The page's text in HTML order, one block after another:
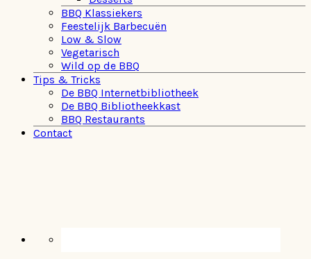
BBQ Klassiekers
Feestelijk Barbecuën
Low & Slow
Vegetarisch
Wild op de BBQ
Tips & Tricks
De BBQ Internetbibliotheek
De BBQ Bibliotheekkast
BBQ Restaurants
Contact